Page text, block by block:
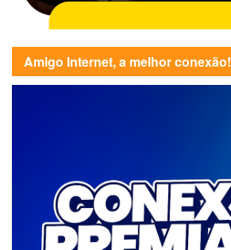
Amigo Internet, a melhor conexão!